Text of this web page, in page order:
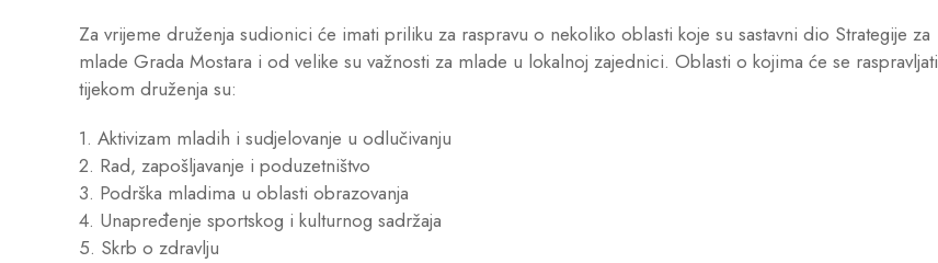
Za vrijeme druženja sudionici će imati priliku za raspravu o nekoliko oblasti koje su sastavni dio Strategije za
mlade Grada Mostara i od velike su važnosti za mlade u lokalnoj zajednici. Oblasti o kojima će se raspravljati
tijekom druženja su:
1. Aktivizam mladih i sudjelovanje u odlučivanju
2. Rad, zapošljavanje i poduzetništvo
3. Podrška mladima u oblasti obrazovanja
4. Unapređenje sportskog i kulturnog sadržaja
5. Skrb o zdravlju